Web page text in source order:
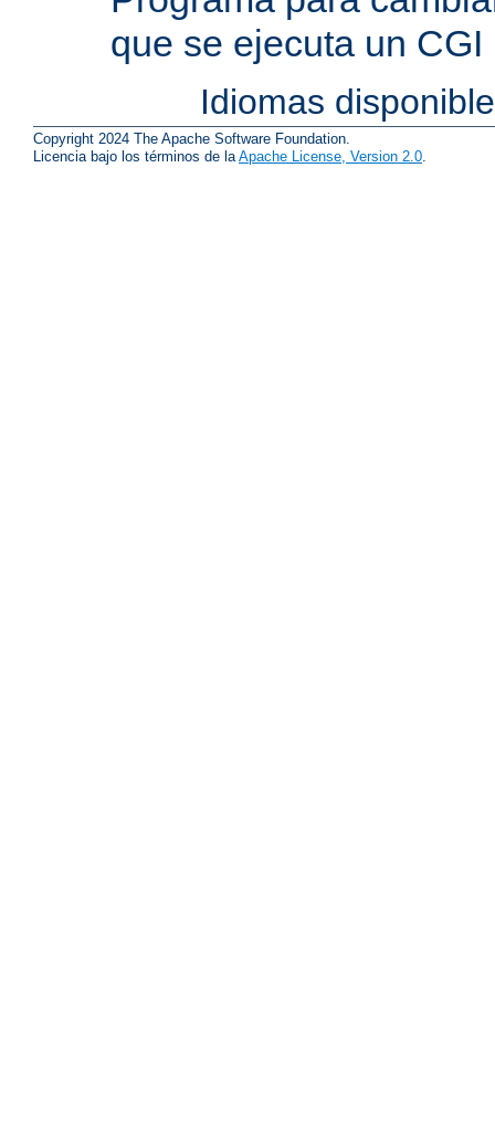
que se ejecuta un CGI
Idiomas
Copyright 2024 The Apache Software Foundation.
Licencia bajo los términos de laApache License, Version 2.0.